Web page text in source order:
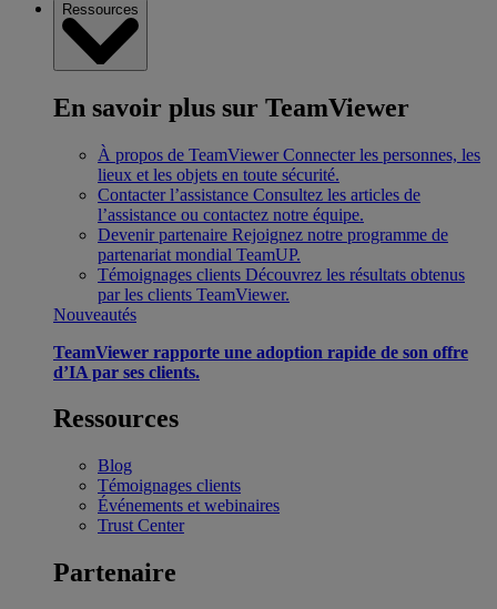
Ressources
En savoir plus sur TeamViewer
À propos de TeamViewer Connecter les personnes, les
lieux et les objets en toute sécurité.
Contacter l’assistance Consultez les articles de
l’assistance ou contactez notre équipe.
Devenir partenaire Rejoignez notre programme de
partenariat mondial TeamUP.
Témoignages clients Découvrez les résultats obtenus
par les clients TeamViewer.
Nouveautés
TeamViewer rapporte une adoption rapide de son offre
d’IA par ses clients.
Ressources
Blog
Témoignages clients
Événements et webinaires
Trust Center
Partenaire